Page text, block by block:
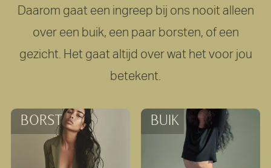
Daarom gaat een ingreep bij ons nooit alleen
over een buik, een paar borsten, of een
gezicht. Het gaat altijd over wat het voor jou
betekent.
BORST BUIK
Buikwandcorrectie
Liposuctie